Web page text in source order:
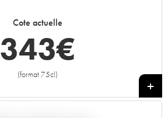
Cote actuelle
343€
(format 75cl)
+